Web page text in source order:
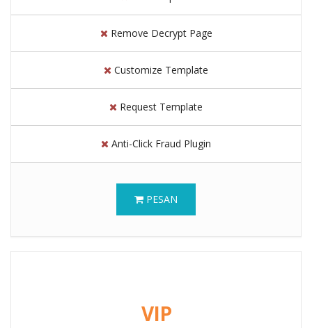
Remove Decrypt Page
Customize Template
Request Template
Anti-Click Fraud Plugin
PESAN
VIP